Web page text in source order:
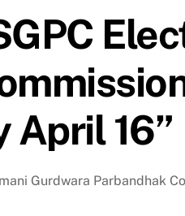
April 16”
Gurdwara Parbandhak